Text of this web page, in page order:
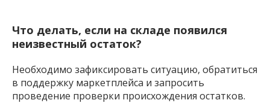
Что делать, если на складе появился
неизвестный остаток?
Необходимо зафиксировать ситуацию, обратиться
в поддержку маркетплейса и запросить
проведение проверки происхождения остатков.